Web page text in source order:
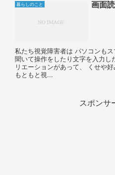
暮らしのこと 画面
私たち視覚障害者は パソコンも
聞いて操作をしたり文字を入力
リエーションがあって、 くせや
もともと視...
スポンサ